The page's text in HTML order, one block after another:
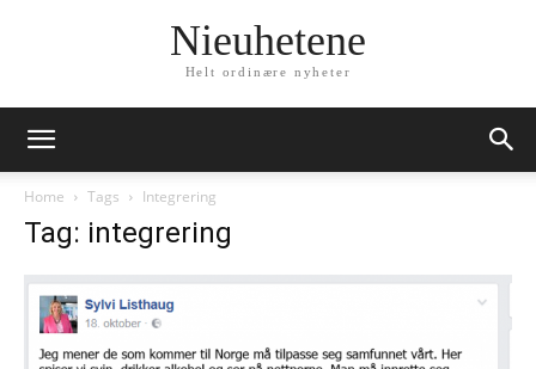
Nieuhetene
Helt ordinære nyheter
Home Tags Integrering
Tag: integrering